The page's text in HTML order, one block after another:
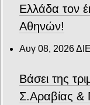
Ελλάδα τον
Αθηνών!
Αυγ 08, 2026
Βάσει της
Σ.Αραβίας &